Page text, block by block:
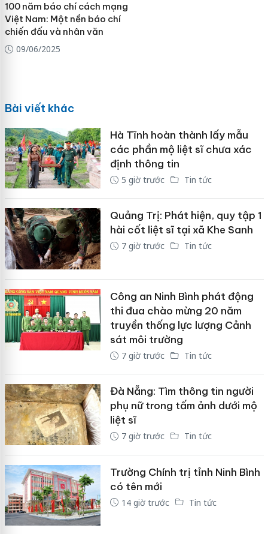
100 năm báo chí cách mạng
Việt Nam: Một nền báo chí
chiến đấu và nhân văn
09/06/2025
Bài viết khác
Hà Tĩnh hoàn thành lấy mẫu
các phần mộ liệt sĩ chưa xác
định thông tin
5 giờ trước Tin tức
Quảng Trị: Phát hiện, quy tập 1
hài cốt liệt sĩ tại xã Khe Sanh
7 giờ trước Tin tức
Công an Ninh Bình phát động
thi đua chào mừng 20 năm
truyền thống lực lượng Cảnh
sát môi trường
7 giờ trước Tin tức
Đà Nẵng: Tìm thông tin người
phụ nữ trong tấm ảnh dưới mộ
liệt sĩ
7 giờ trước Tin tức
Trường Chính trị tỉnh Ninh Bình
có tên mới
14 giờ trước Tin tức